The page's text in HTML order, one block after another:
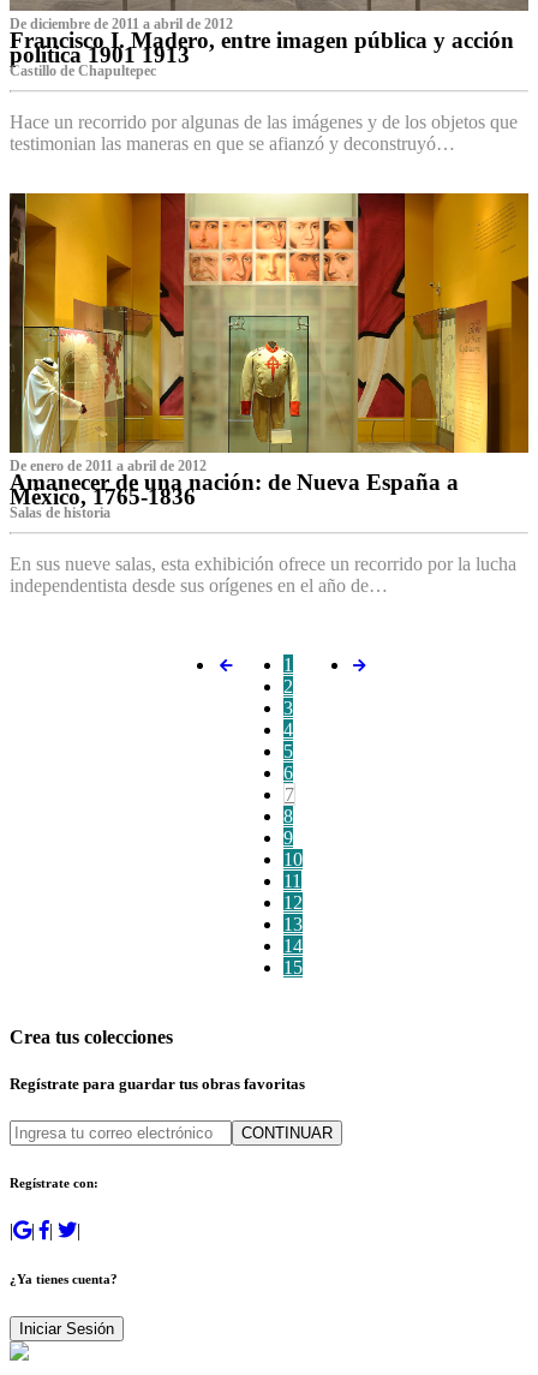
De diciembre de 2011 a abril de 2012
Francisco I. Madero, entre imagen pública y acción
política 1901 1913
Castillo de Chapultepec
Hace un recorrido por algunas de las imágenes y de los objetos que
testimonian las maneras en que se afianzó y deconstruyó…
De enero de 2011 a abril de 2012
Amanecer de una nación: de Nueva España a
México, 1765-1836
Salas de historia
En sus nueve salas, esta exhibición ofrece un recorrido por la lucha
independentista desde sus orígenes en el año de…
1
2
3
4
5
6
7
8
9
10
11
12
13
14
15
Crea tus colecciones
Regístrate para guardar tus obras favoritas
CONTINUAR
Regístrate con:
| | | |
¿Ya tienes cuenta?
Iniciar Sesión